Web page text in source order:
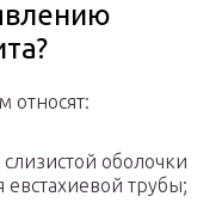
относят:
оболочки
евстахиевой трубы;